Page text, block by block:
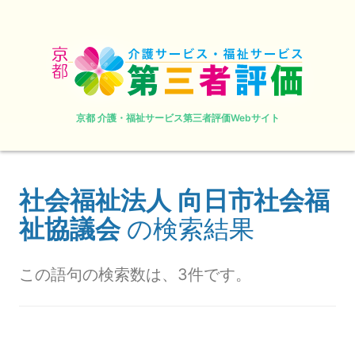
京都 介護・福祉サービス第三者評価Webサイト
社会福祉法人 向日市社会福
祉協議会 の検索結果
この語句の検索数は、3件です。